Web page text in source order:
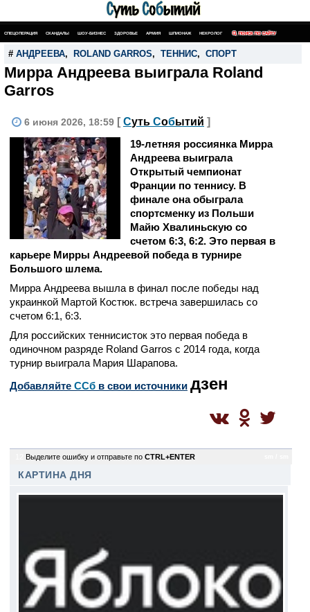
СПЕЦОПЕРАЦИЯ СКАНДАЛЫ ШОУ-БИЗНЕС ЗДОРОВЬЕ АРМИЯ ШПИОНАЖ НЕКРОЛОГ ПОИСК ПО САЙТУ
# АНДРЕЕВА, ROLAND GARROS, ТЕННИС, СПОРТ
Мирра Андреева выиграла Roland
Garros
6 июня 2026, 18:59 [ Суть Событий ]
19-летняя россиянка Мирра
Андреева выиграла
Открытый чемпионат
Франции по теннису. В
финале она обыграла
спортсменку из Польши
Майю Хвалиньскую со
счетом 6:3, 6:2. Это первая в
карьере Мирры Андреевой победа в турнире
Большого шлема.
Мирра Андреева вышла в финал после победы над
украинкой Мартой Костюк. встреча завершилась со
счетом 6:1, 6:3.
Для российских теннисисток это первая победа в
одиночном разряде Roland Garros с 2014 года, когда
турнир выиграла Мария Шарапова.
Добавляйте CСб в свои источники дзен
Выделите ошибку и отправьте по CTRL+ENTER
КАРТИНА ДНЯ